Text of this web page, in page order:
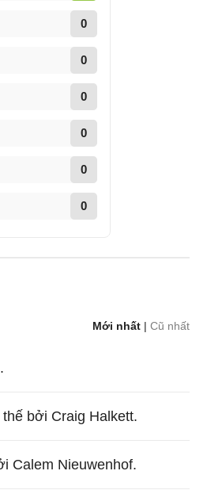
0
0
0
0
0
0
Mới nhất |Cũ nhất
bởi Craig Halkett.
Calem Nieuwenhof.